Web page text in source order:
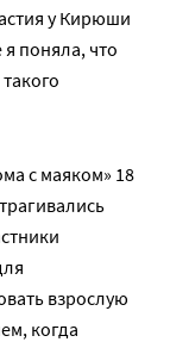
у Кирюши
поняла, что
с маяком» 18
взрослую
когда